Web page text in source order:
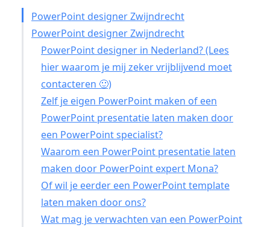
PowerPoint designer Zwijndrecht
PowerPoint designer Zwijndrecht
PowerPoint designer in Nederland? (Lees
hier waarom je mij zeker vrijblijvend moet
contacteren 🙂)
Zelf je eigen PowerPoint maken of een
PowerPoint presentatie laten maken door
een PowerPoint specialist?
Waarom een PowerPoint presentatie laten
maken door PowerPoint expert Mona?
Of wil je eerder een PowerPoint template
laten maken door ons?
Wat mag je verwachten van een PowerPoint